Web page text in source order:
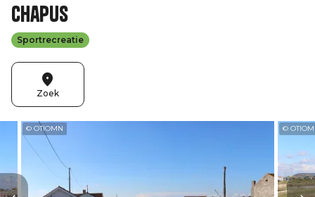
Chapus
Sportrecreatie
Zoek
© OTIOMN ©